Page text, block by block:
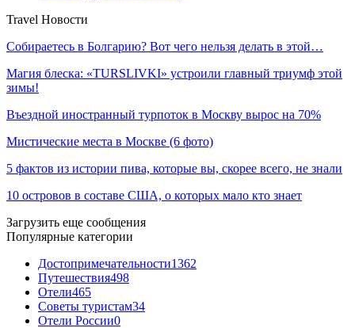
Travel Новости
Собираетесь в Болгарию? Вот чего нельзя делать в этой…
Магия блеска: «TURSLIVKI» устроили главный триумф этой
зимы!
Въездной иностранный турпоток в Москву вырос на 70%
Мистические места в Москве (6 фото)
5 фактов из истории пива, которые вы, скорее всего, не знали
10 островов в составе США, о которых мало кто знает
Загрузить еще сообщения
Популярные категории
Достопримечательности1362
Путешествия498
Отели465
Советы туристам34
Отели России0